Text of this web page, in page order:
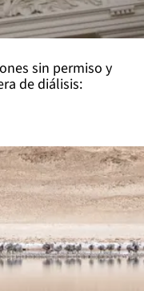
sin permiso y
de diálisis: